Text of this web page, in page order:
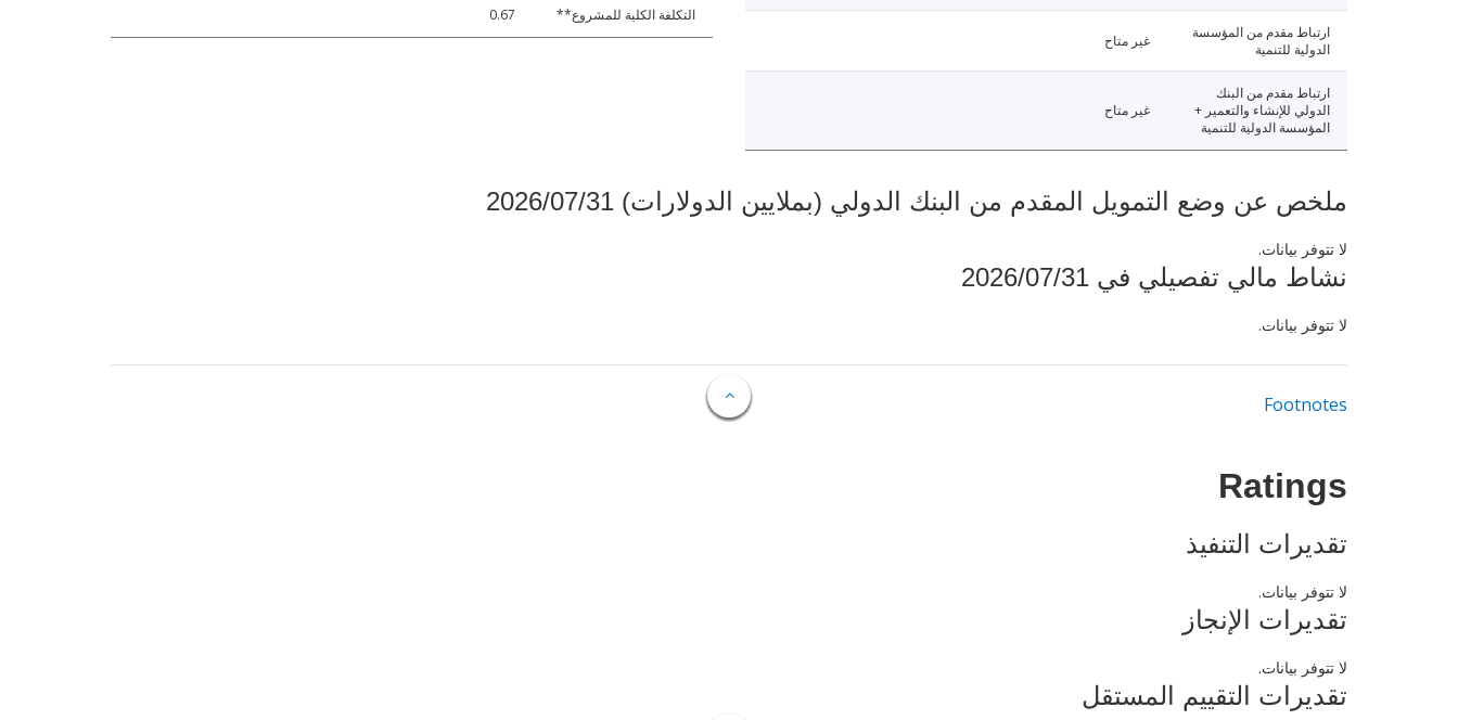
ارتباط مقدم من المؤسسة
الدولية للتنمية
غير متاح
ارتباط مقدم من البنك
الدولي للإنشاء والتعمير +
المؤسسة الدولية للتنمية
غير متاح
التكلفة الكلية للمشروع** 0.67
ملخص عن وضع التمويل المقدم من البنك الدولي (بملايين الدولارات) 2026/07/31
لا تتوفر بيانات.
نشاط مالي تفصيلي في 2026/07/31
لا تتوفر بيانات.
Footnotes
Ratings
تقديرات التنفيذ
لا تتوفر بيانات.
تقديرات الإنجاز
لا تتوفر بيانات.
تقديرات التقييم المستقل